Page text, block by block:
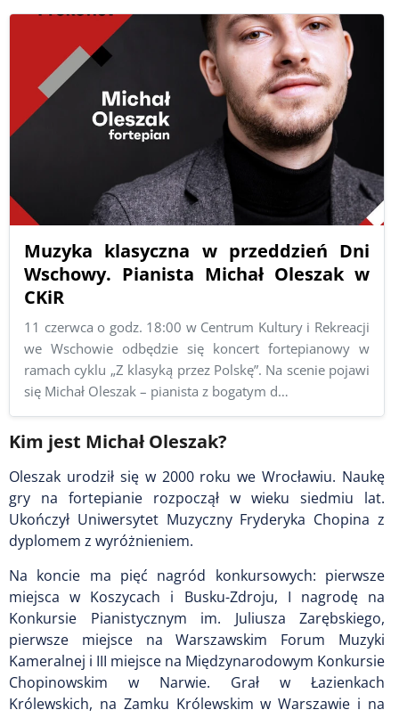
Muzyka klasyczna w przeddzień Dni
Wschowy. Pianista Michał Oleszak w
CKiR
11 czerwca o godz. 18:00 w Centrum Kultury i Rekreacji
we Wschowie odbędzie się koncert fortepianowy w
ramach cyklu „Z klasyką przez Polskę”. Na scenie pojawi
się Michał Oleszak – pianista z bogatym d…
Kim jest Michał Oleszak?
Oleszak urodził się w 2000 roku we Wrocławiu. Naukę
gry na fortepianie rozpoczął w wieku siedmiu lat.
Ukończył Uniwersytet Muzyczny Fryderyka Chopina z
dyplomem z wyróżnieniem.
Na koncie ma pięć nagród konkursowych: pierwsze
miejsca w Koszycach i Busku-Zdroju, I nagrodę na
Konkursie Pianistycznym im. Juliusza Zarębskiego,
pierwsze miejsce na Warszawskim Forum Muzyki
Kameralnej i III miejsce na Międzynarodowym Konkursie
Chopinowskim w Narwie. Grał w Łazienkach
Królewskich, na Zamku Królewskim w Warszawie i na